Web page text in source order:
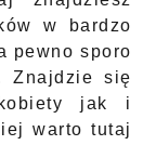
w bardzo
pewno sporo
Znajdzie się
jak i
warto tutaj